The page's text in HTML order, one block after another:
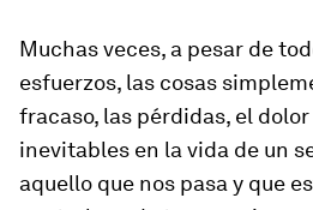
Muchas veces, a pesar de
esfuerzos, las cosas
fracaso, las pérdidas, el
inevitables en la vida de un
aquello que nos pasa y que